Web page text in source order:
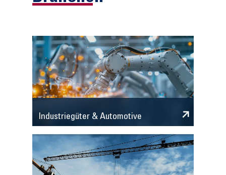
Industriegüter & Automotive